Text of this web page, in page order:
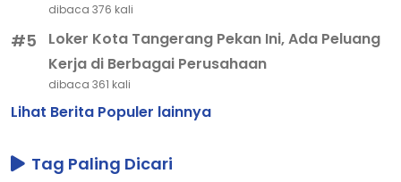
dibaca 376 kali
#5
Loker Kota Tangerang Pekan Ini, Ada Peluang
Kerja di Berbagai Perusahaan
dibaca 361 kali
Lihat Berita Populer lainnya
Tag Paling Dicari